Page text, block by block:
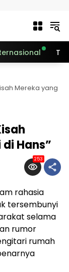
Mereka yang
Hans”
253
rahasia
tersembunyi
selama
rumor
rumah